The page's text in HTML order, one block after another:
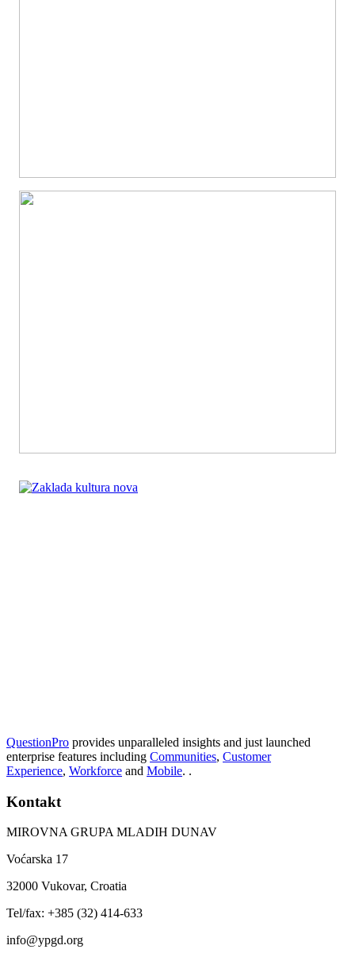
QuestionPro provides unparalleled insights and just launched
enterprise features including Communities, Customer
Experience, Workforce and Mobile. .
Kontakt
MIROVNA GRUPA MLADIH DUNAV
Voćarska 17
32000 Vukovar, Croatia
Tel/fax: +385 (32) 414-633
info@ypgd.org